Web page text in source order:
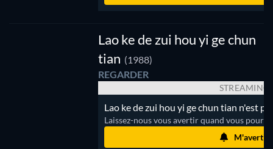
Lao ke de zui hou yi ge chun
tian (1988)
REGARDER
STREAMING
Lao ke de zui hou yi ge chun tian n'est
Laissez-nous vous avertir quand vous
M'avertir